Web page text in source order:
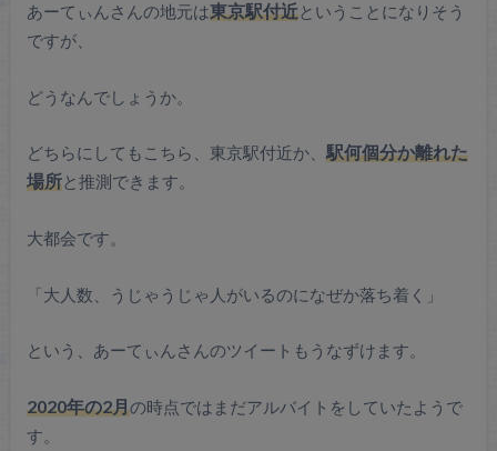
あーてぃんさんの地元は東京駅付近ということになりそう
ですが、
どうなんでしょうか。
どちらにしてもこちら、東京駅付近か、 駅何個分か離れた
場所と推測できます。
大都会です。
「大人数、うじゃうじゃ人がいるのになぜか落ち着く」
という、あーてぃんさんのツイートもうなずけます。
2020年の2月の時点ではまだアルバイトをしていたようで
す。